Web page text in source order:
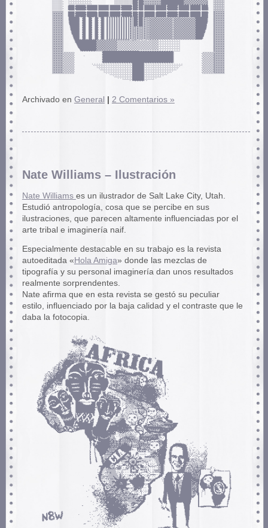
Archivado en General 2 Comentarios »
Nate Williams – Ilustración
Nate Williams es un ilustrador de Salt Lake City, Utah.
Estudió antropología, cosa que se percibe en sus
ilustraciones, que parecen altamente influenciadas por el
arte tribal e imaginería naif.
Especialmente destacable en su trabajo es la revista
autoeditada « Hola Amiga» donde las mezclas de
tipografía y su personal imaginería dan unos resultados
realmente sorprendentes.
Nate afirma que en esta revista se gestó su peculiar
estilo, influenciado por la baja calidad y el contraste que le
daba la fotocopia.